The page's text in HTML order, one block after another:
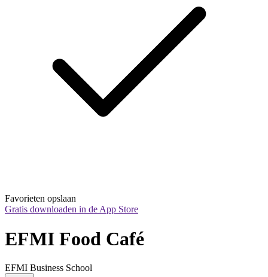
Favorieten opslaan
Gratis downloaden in de App Store
EFMI Food Café
EFMI Business School